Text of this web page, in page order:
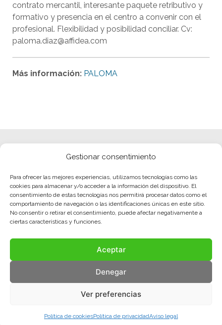
Gestionar consentimiento
Para ofrecer las mejores experiencias, utilizamos tecnologías como las
cookies para almacenar y/o acceder a la información del dispositivo. El
consentimiento de estas tecnologías nos permitirá procesar datos como el
comportamiento de navegación o las identificaciones únicas en este sitio.
No consentir o retirar el consentimiento, puede afectar negativamente a
ciertas características y funciones.
Aceptar
Denegar
Ver preferencias
Política de cookiesPolítica de privacidadAviso legal
contrato mercantil, interesante paquete retributivo y
formativo y presencia en el centro a convenir con el
profesional. Flexibilidad y posibilidad conciliar. Cv:
paloma.diaz@affidea.com
Más información: PALOMA